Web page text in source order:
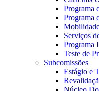
Programa
Programa
Serviços
Programa
Teste de
Subcomissões
Estágio e